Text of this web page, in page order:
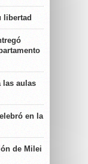
libertad
las aulas
en la
de Milei